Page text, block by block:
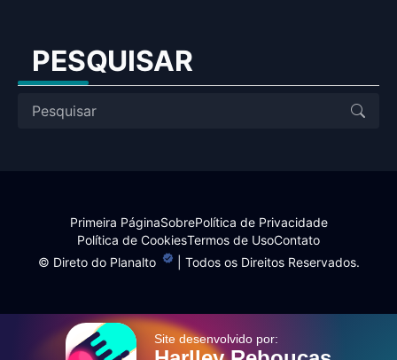
PESQUISAR
© Direto do Planalto | Todos os Direitos Reservados.
Primeira PáginaSobrePolítica de Privacidade
Política de CookiesTermos de UsoContato
Site desenvolvido por: